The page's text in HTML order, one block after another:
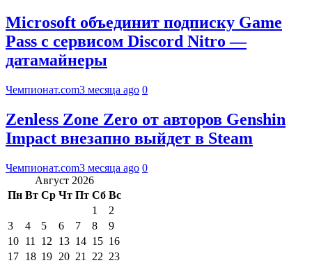
Microsoft объединит подписку Game
Pass с сервисом Discord Nitro —
датамайнеры
Чемпионат.com3 месяца ago 0
Zenless Zone Zero от авторов Genshin
Impact внезапно выйдет в Steam
Чемпионат.com3 месяца ago 0
Август 2026
Пн Вт Ср Чт Пт Сб Вс
1
2
3
4 5 6 7 8
9
10 11 12 13 14 15 16
17 18 19 20 21 22 23